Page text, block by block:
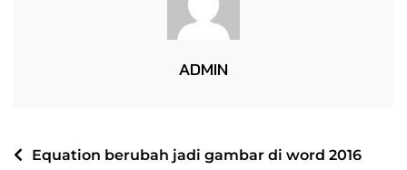
ADMIN
NAVIGASI
Equation berubah jadi gambar di word 2016